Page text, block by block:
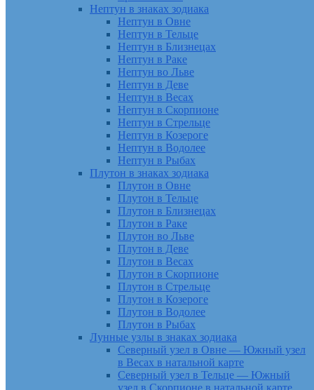
Нептун в знаках зодиака
Нептун в Овне
Нептун в Тельце
Нептун в Близнецах
Нептун в Раке
Нептун во Льве
Нептун в Деве
Нептун в Весах
Нептун в Скорпионе
Нептун в Стрельце
Нептун в Козероге
Нептун в Водолее
Нептун в Рыбах
Плутон в знаках зодиака
Плутон в Овне
Плутон в Тельце
Плутон в Близнецах
Плутон в Раке
Плутон во Льве
Плутон в Деве
Плутон в Весах
Плутон в Скорпионе
Плутон в Стрельце
Плутон в Козероге
Плутон в Водолее
Плутон в Рыбах
Лунные узлы в знаках зодиака
Северный узел в Овне — Южный узел
в Весах в натальной карте
Северный узел в Тельце — Южный
узел в Скорпионе в натальной карте